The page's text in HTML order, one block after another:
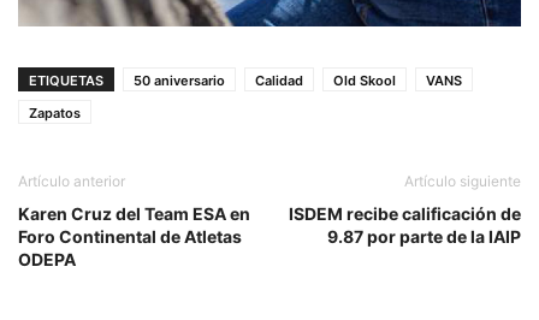
ETIQUETAS 50 aniversario Calidad Old Skool
VANS
Zapatos
Artículo anterior
Karen Cruz del Team ESA en
Foro Continental de Atletas
ODEPA
Artículo siguiente
ISDEM recibe calificación de
9.87 por parte de la IAIP